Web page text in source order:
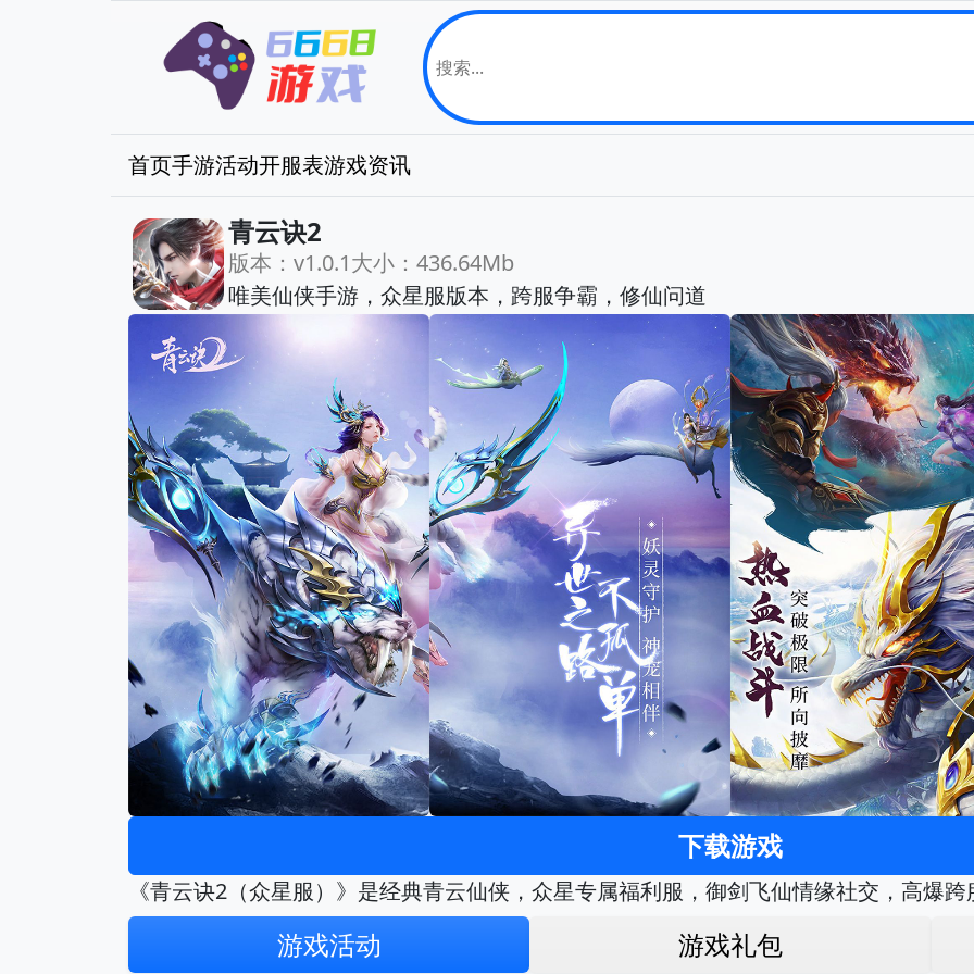
首页手游活动开服表游戏资讯
青云诀2
版本：v1.0.1大小：436.64Mb
唯美仙侠手游，众星服版本，跨服争霸，修仙问道
下载游戏
《青云诀2（众星服）》是经典青云仙侠，众星专属福利服，御剑飞仙情缘社交，高爆
游戏活动 游戏礼包